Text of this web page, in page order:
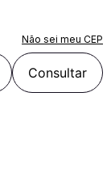
Não sei meu CEP
Consultar